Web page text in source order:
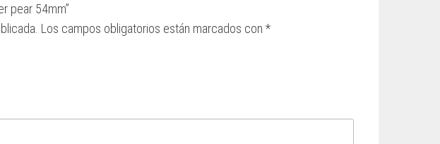
pear 54mm”
Los campos obligatorios están marcados con *